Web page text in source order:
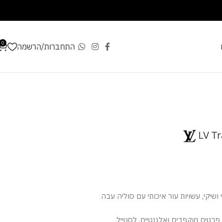
התחברות/הרשמה 0
LV
ושיקי, עשויות עור איכותי עם סוליה עבה
מוקפדים ואלגנטיים, לסטייל